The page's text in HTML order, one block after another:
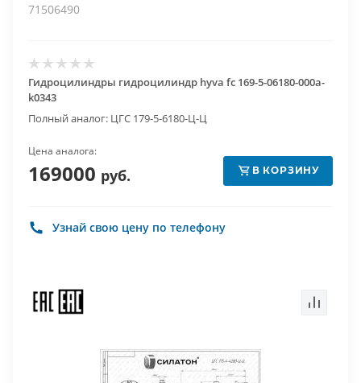
71506490
Гидроцилиндры гидроцилиндр hyva fc 169-5-06180-000a-
k0343
Полный аналог: ЦГС 179-5-6180-Ц-Ц
Цена аналога:
169000 руб. В КОРЗИНУ
Узнай свою цену по телефону